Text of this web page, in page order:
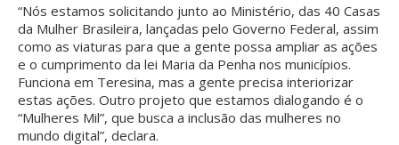
“Nós estamos solicitando junto ao Ministério, das 40 Casas
da Mulher Brasileira, lançadas pelo Governo Federal, assim
como as viaturas para que a gente possa ampliar as ações
e o cumprimento da lei Maria da Penha nos municípios.
Funciona em Teresina, mas a gente precisa interiorizar
estas ações. Outro projeto que estamos dialogando é o
“Mulheres Mil”, que busca a inclusão das mulheres no
mundo digital”, declara.